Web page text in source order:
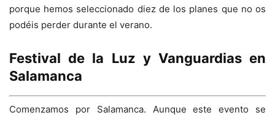
porque hemos seleccionado diez de los planes que no os
podéis perder durante el verano.
Festival de la Luz y Vanguardias en
Salamanca
Comenzamos por Salamanca. Aunque este evento se